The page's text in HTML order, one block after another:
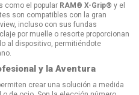
como el popular RAM® X-Grip® y el
son compatibles con la gran
incluso con sus fundas
por muelle o resorte proporcionan
al dispositivo, permitiéndote
y la Aventura
crear una solución a medida